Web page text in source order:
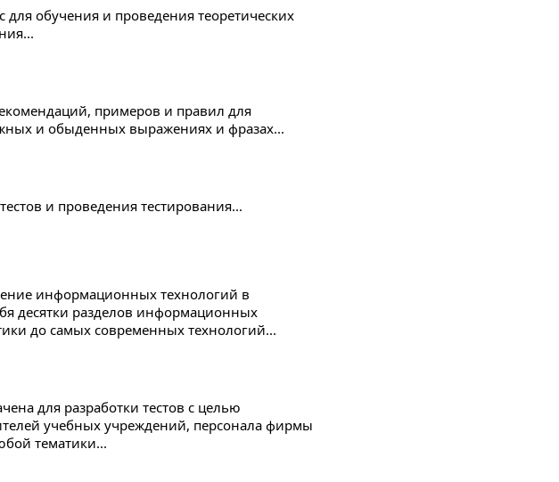
обучения и проведения теоретических
примеров и правил для
и обыденных выражениях и фразах...
и проведения тестирования...
информационных технологий в
десятки разделов информационных
до самых современных технологий...
для разработки тестов с целью
учебных учреждений, персонала фирмы
тематики...